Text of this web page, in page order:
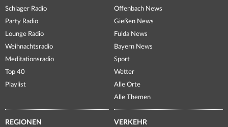
Schlager Radio
Party Radio
Lounge Radio
Weihnachtsradio
Meditationsradio
Top 40
Playlist
Offenbach News
Gießen News
Fulda News
Bayern News
Sport
Wetter
Alle Orte
Alle Themen
REGIONEN VERKEHR